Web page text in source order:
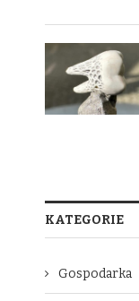
KATEGORIE
Gospodarka